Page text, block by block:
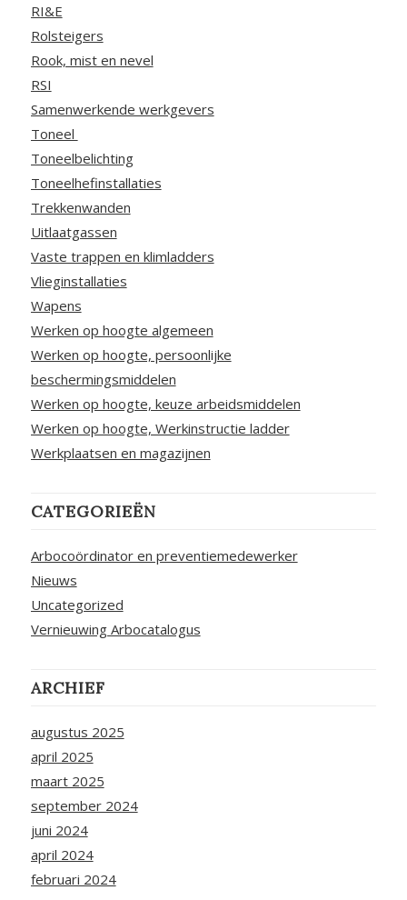
RI&E
Rolsteigers
Rook, mist en nevel
RSI
Samenwerkende werkgevers
Toneel
Toneelbelichting
Toneelhefinstallaties
Trekkenwanden
Uitlaatgassen
Vaste trappen en klimladders
Vlieginstallaties
Wapens
Werken op hoogte algemeen
Werken op hoogte, persoonlijke
beschermingsmiddelen
Werken op hoogte, keuze arbeidsmiddelen
Werken op hoogte, Werkinstructie ladder
Werkplaatsen en magazijnen
CATEGORIEËN
Arbocoördinator en preventiemedewerker
Nieuws
Uncategorized
Vernieuwing Arbocatalogus
ARCHIEF
augustus 2025
april 2025
maart 2025
september 2024
juni 2024
april 2024
februari 2024